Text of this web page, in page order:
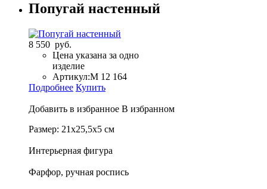
Попугай настенный
8 550 руб.
Цена указана за одно
изделие
Артикул:М 12 164
Подробнее Купить
Добавить в избранное В избранном
Размер: 21х25,5х5 см
Интерьерная фигура
Фарфор, ручная роспись